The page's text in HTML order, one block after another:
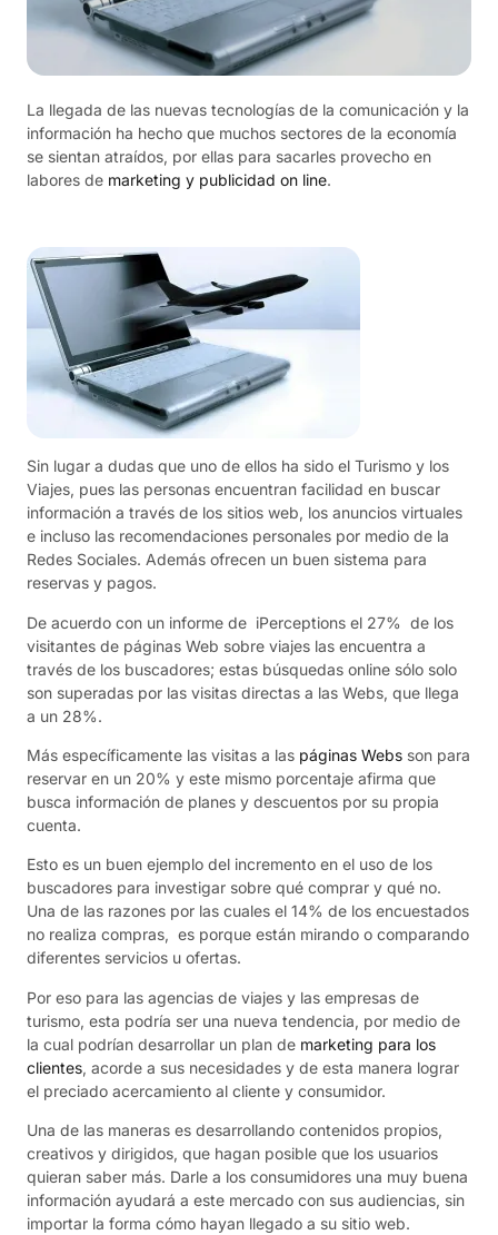
La llegada de las nuevas tecnologías de la comunicación y la
información ha hecho que muchos sectores de la economía
se sientan atraídos, por ellas para sacarles provecho en
labores de marketing y publicidad on line.
Sin lugar a dudas que uno de ellos ha sido el Turismo y los
Viajes, pues las personas encuentran facilidad en buscar
información a través de los sitios web, los anuncios virtuales
e incluso las recomendaciones personales por medio de la
Redes Sociales. Además ofrecen un buen sistema para
reservas y pagos.
De acuerdo con un informe de iPerceptions el 27% de los
visitantes de páginas Web sobre viajes las encuentra a
través de los buscadores; estas búsquedas online sólo solo
son superadas por las visitas directas a las Webs, que llega
a un 28%.
Más específicamente las visitas a las páginas Webs son para
reservar en un 20% y este mismo porcentaje afirma que
busca información de planes y descuentos por su propia
cuenta.
Esto es un buen ejemplo del incremento en el uso de los
buscadores para investigar sobre qué comprar y qué no.
Una de las razones por las cuales el 14% de los encuestados
no realiza compras, es porque están mirando o comparando
diferentes servicios u ofertas.
Por eso para las agencias de viajes y las empresas de
turismo, esta podría ser una nueva tendencia, por medio de
la cual podrían desarrollar un plan de marketing para los
clientes, acorde a sus necesidades y de esta manera lograr
el preciado acercamiento al cliente y consumidor.
Una de las maneras es desarrollando contenidos propios,
creativos y dirigidos, que hagan posible que los usuarios
quieran saber más. Darle a los consumidores una muy buena
información ayudará a este mercado con sus audiencias, sin
importar la forma cómo hayan llegado a su sitio web.